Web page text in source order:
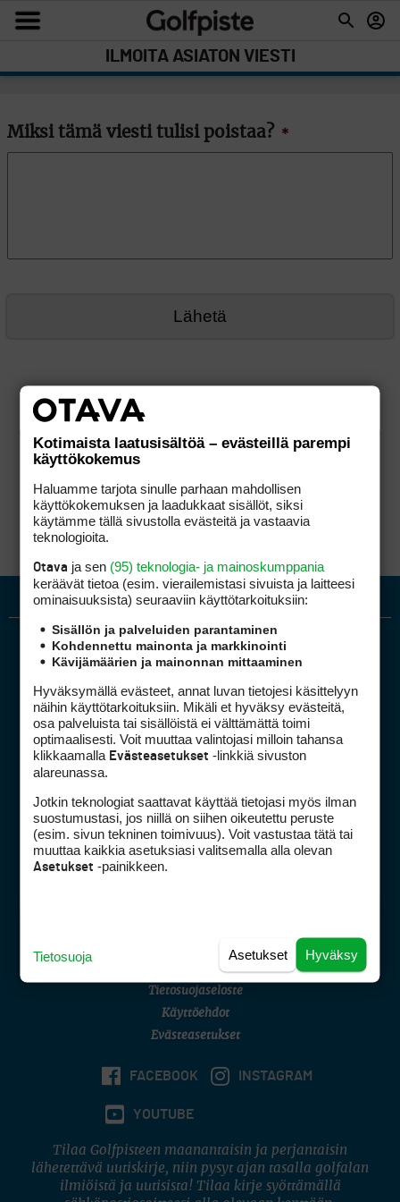
ILMOITA ASIATON VIESTI
Miksi tämä viesti tulisi poistaa? *
Golfpiste mediakortti
Golfpisteen yhteystiedot
DSA avoimuusraportti
Asiakaspalvelu
(digi) digi@otavamedia.fi
Tietosuojaseloste
Käyttöehdot
Evästeasetukset
FACEBOOK INSTAGRAM
YOUTUBE
Tilaa Golfpisteen maanantaisin ja perjantaisin
lähetettävä uutiskirje, niin pysyt ajan tasalla golfalan
ilmiöistä ja uutisista! Tilaa kirje syöttämällä
Kotimaista laatusisältöä – evästeillä parempi
käyttökokemus
Haluamme tarjota sinulle parhaan mahdollisen
käyttökokemuksen ja laadukkaat sisällöt, siksi
käytämme tällä sivustolla evästeitä ja vastaavia
teknologioita.
Otava ja sen (95) teknologia- ja mainoskumppania
keräävät tietoa (esim. vierailemis­tasi sivuista ja laitteesi
ominaisuuk­sista) seuraaviin käyttötarkoituksiin:
Sisällön ja palveluiden parantaminen
Kohdennettu mainonta ja markkinointi
Kävijämäärien ja mainonnan mittaaminen
Hyväksymällä evästeet, annat luvan tietojesi käsittelyyn
näihin käyttötarkoituksiin. Mikäli et hyväksy evästeitä,
osa palveluista tai sisällöistä ei välttämättä toimi
optimaalisesti. Voit muuttaa valintojasi milloin tahansa
klikkaamalla Evästeasetukset -linkkiä sivuston
alareunassa.
Jotkin teknologiat saattavat käyttää tietojasi myös ilman
suostumustasi, jos niillä on siihen oikeutettu peruste
(esim. sivun tekninen toimivuus). Voit vastustaa tätä tai
muuttaa kaikkia asetuksiasi valitsemalla alla olevan
Asetukset -painikkeen.
Hyväksy
Asetukset
Tietosuoja